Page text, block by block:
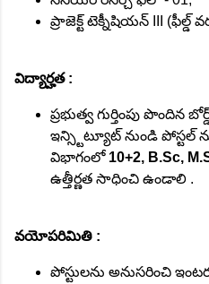
ప్రాజెక్ట్ టెక్నీషియన్ III (ఫీల్డ్
విద్యార్హత :
ప్రభుత్వ గుర్తింపు
ఇన్స్టిట్యూట్ నుండి పోస్టల్
విభాగంలో 10+2, B.Sc,
ఉత్తీర్ణత సాధించి ఉండాలి .
వయోపరిమితి :
పోస్టులను అనుసరించి